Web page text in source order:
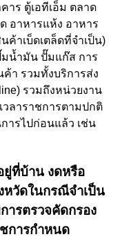
าร ตู้เอทีเอ็ม ตลาด
อาหารแห้ง อาหาร
ค้าเบ็ดเตล็ดที่จำเป็น)
มน้ำมัน ปั๊มแก๊ส การ
า รวมทั้งบริการส่ง
รวมถึงหน่วยงาน
วลาราชการตามปกติ
ารไปก่อนแล้ว เช่น
ยู่ที่บ้าน งดหรือ
หวัดในกรณีจำเป็น
ารตรวจคัดกรอง
การกำหนด